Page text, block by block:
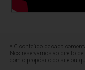
* O conteúdo de cada
Nos reservamos ao direito
com o propósito do site ou